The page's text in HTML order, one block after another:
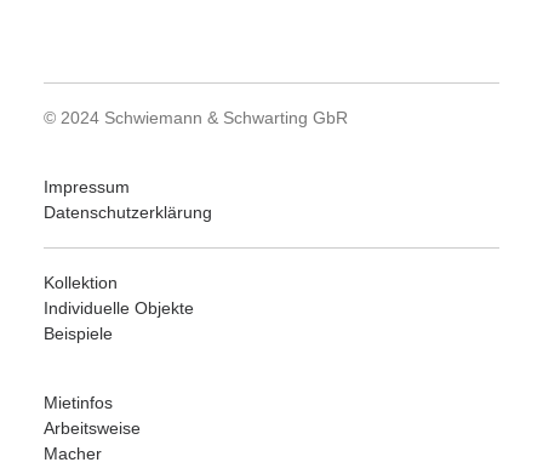
© 2024 Schwiemann & Schwarting GbR
Impressum
Datenschutzerklärung
Kollektion
Individuelle Objekte
Beispiele
Mietinfos
Arbeitsweise
Macher